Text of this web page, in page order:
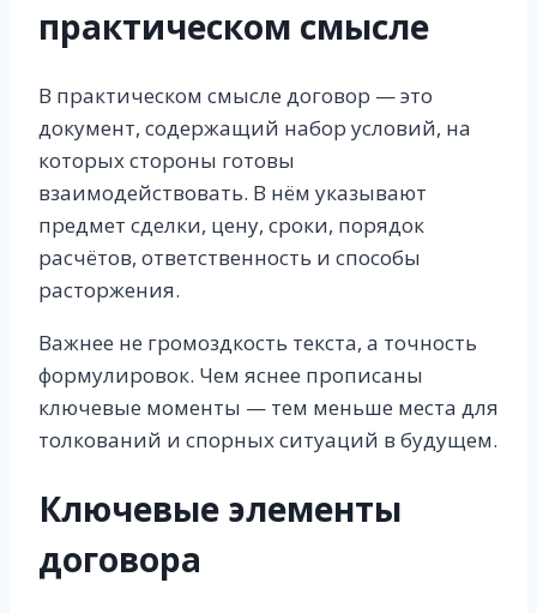
практическом смысле
В практическом смысле договор — это
документ, содержащий набор условий, на
которых стороны готовы
взаимодействовать. В нём указывают
предмет сделки, цену, сроки, порядок
расчётов, ответственность и способы
расторжения.
Важнее не громоздкость текста, а точность
формулировок. Чем яснее прописаны
ключевые моменты — тем меньше места для
толкований и спорных ситуаций в будущем.
Ключевые элементы
договора